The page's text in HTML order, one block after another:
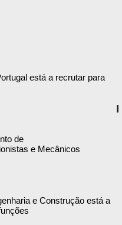
está a recrutar para
de
e Mecânicos
e Construção está a
I